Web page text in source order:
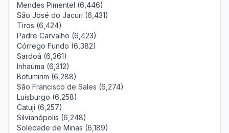
Mendes Pimentel (6,446)
São José do Jacuri (6,431)
Tiros (6,424)
Padre Carvalho (6,423)
Córrego Fundo (6,382)
Sardoá (6,361)
Inhaúma (6,312)
Botumirim (6,288)
São Francisco de Sales (6,274)
Luisburgo (6,258)
Catuji (6,257)
Silvianópolis (6,248)
Soledade de Minas (6,189)